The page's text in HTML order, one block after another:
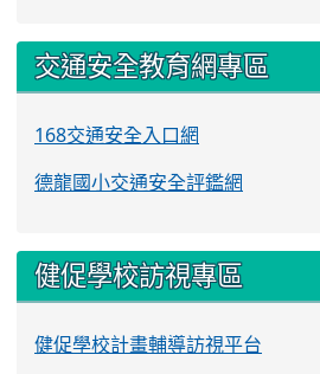
交通安全教育網專區
168交通安全入口網
德龍國小交通安全評鑑網
健促學校訪視專區
健促學校計畫輔導訪視平台